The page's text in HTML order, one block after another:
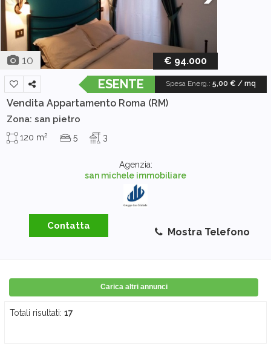
10 € 94.000
Spesa Energ.: 5,00 € / mq
ESENTE
Vendita Appartamento Roma (RM)
Zona: san pietro
120 m2 5 3
Agenzia:
san michele immobiliare
Contatta
Mostra Telefono
Carica altri annunci
Totali risultati: 17